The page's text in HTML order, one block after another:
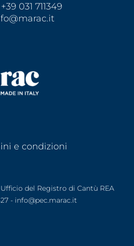
031 711349
e condizioni
Ufficio del Registro di Cantù REA
- info@pec.marac.it